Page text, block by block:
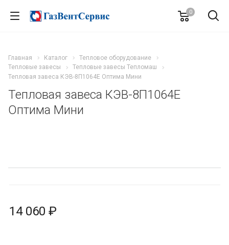
0
Главная Каталог
Тепловое оборудование
Тепловые завесы
Тепловые завесы Тепломаш
Тепловая завеса КЭВ-8П1064E Оптима Мини
Тепловая завеса КЭВ-8П1064E
Оптима Мини
14 060 ₽